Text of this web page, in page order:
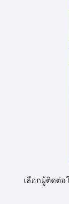
เลือกผู้ติดต่